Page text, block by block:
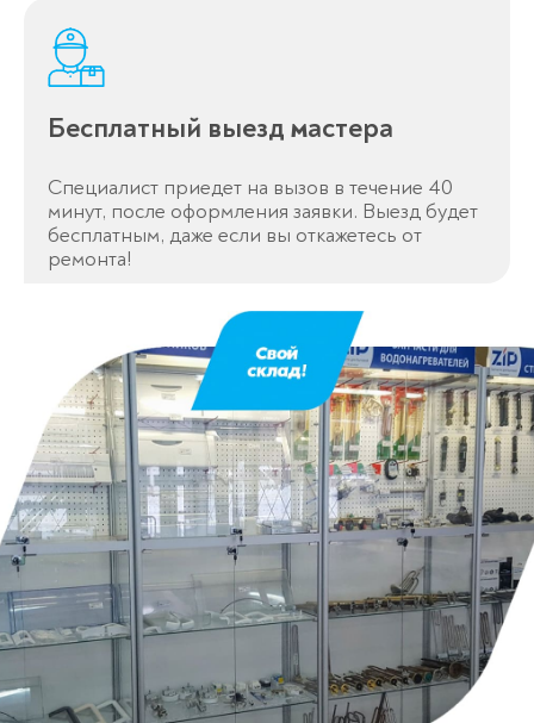
Бесплатный выезд мастера
Специалист приедет на вызов в течение 40
минут, после оформления заявки. Выезд будет
бесплатным, даже если вы откажетесь от
ремонта!